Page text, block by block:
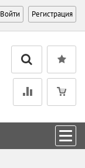
Войти Регистрация